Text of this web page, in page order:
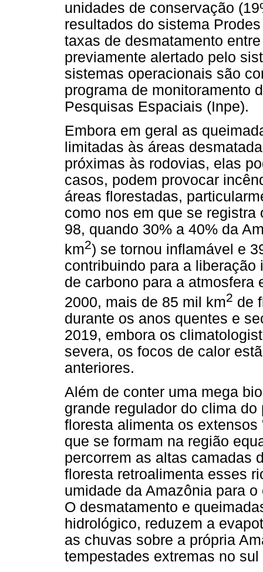
unidades de conservação
resultados do sistema
taxas de desmatamento
previamente alertado pelo
sistemas operacionais são
programa de monitoramento
Pesquisas Espaciais (Inpe).
Embora em geral as
limitadas às áreas
próximas às rodovias, elas
casos, podem provocar
áreas florestadas,
como nos em que se
98, quando 30% a 40% da
km2) se tornou inflamável e
contribuindo para a
de carbono para a atmosfera
2000, mais de 85 mil km2 de
durante os anos quentes e
2019, embora os
severa, os focos de calor
anteriores.
Além de conter uma mega
grande regulador do clima
floresta alimenta os
que se formam na região
percorrem as altas camadas
floresta retroalimenta esses
umidade da Amazônia para
O desmatamento e
hidrológico, reduzem a
as chuvas sobre a própria
tempestades extremas no